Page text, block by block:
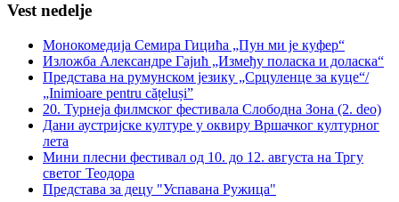
Vest nedelje
Монокомедија Семира Гицића „Пун ми је куфер“
Изложба Александре Гајић „Између поласка и доласка“
Представа на румунском језику „Срцуленце за куце“/
„Inimioare pentru cățeluși”
20. Турнеја филмског фестивала Слободна Зона (2. deo)
Дани аустријске културе у оквиру Вршачког културног
лета
Мини плесни фестивал од 10. до 12. августа на Тргу
светог Теодора
Представа за децу "Успавана Ружица"